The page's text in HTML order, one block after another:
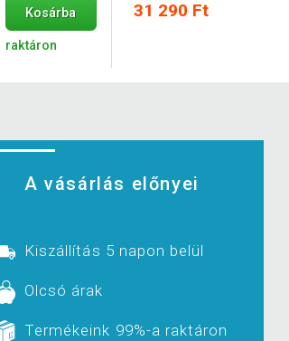
Kosárba
raktáron
31 290 Ft
A vásárlás előnyei
Kiszállítás 5 napon belül
Olcsó árak
Termékeink 99%-a raktáron